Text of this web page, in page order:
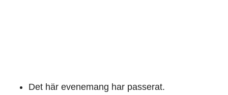
Det här evenemang har passerat.